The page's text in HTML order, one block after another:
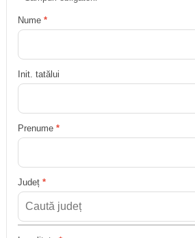
Nume *
Init. tatălui
Prenume *
Județ *